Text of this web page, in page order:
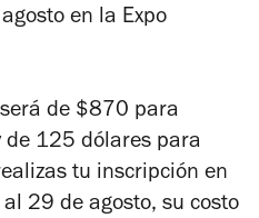
en la Expo
de $870 para
de 125 dólares para
tu inscripción en
29 de agosto, su costo